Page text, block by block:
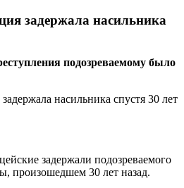
задержала насильника
подозреваемому было
задержали подозреваемого
произошедшем 30 лет назад.